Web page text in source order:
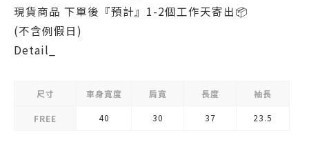
現貨商品 下單後『預計』1-2個工作天寄出📦
(不含例假日)
Detail_
尺寸 車身寬度 肩寬 長度 袖長
FREE 40 30 37 23.5